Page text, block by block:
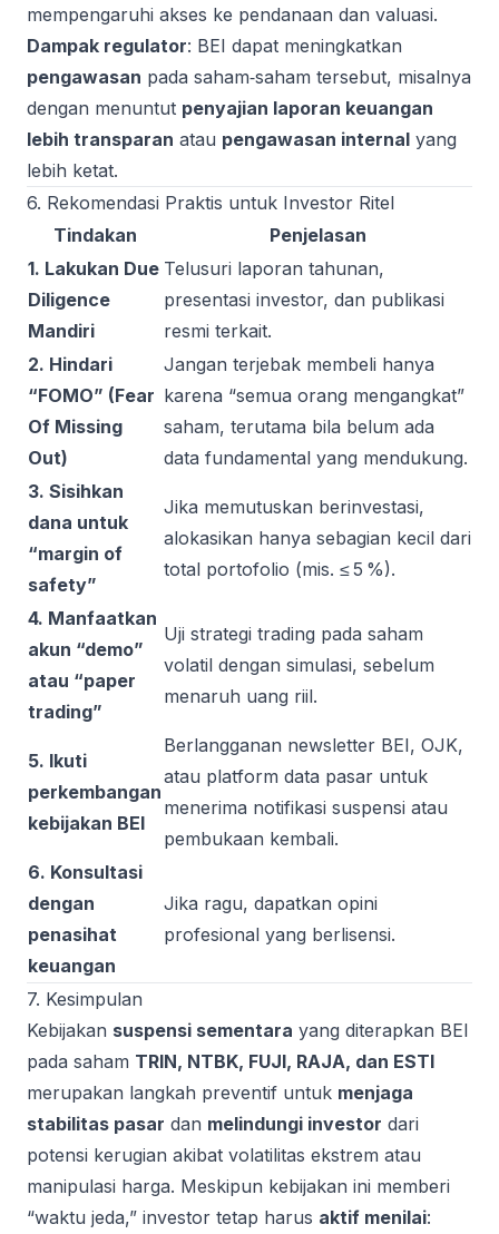
mempengaruhi akses ke pendanaan dan valuasi.
Dampak regulator: BEI dapat meningkatkan
pengawasan pada saham‑saham tersebut, misalnya
dengan menuntut penyajian laporan keuangan
lebih transparan atau pengawasan internal yang
lebih ketat.
6. Rekomendasi Praktis untuk Investor Ritel
Tindakan
Penjelasan
1. Lakukan Due
Diligence
Mandiri
Telusuri laporan tahunan,
presentasi investor, dan publikasi
resmi terkait.
2. Hindari
“FOMO” (Fear
Of Missing
Out)
Jangan terjebak membeli hanya
karena “semua orang mengangkat”
saham, terutama bila belum ada
data fundamental yang mendukung.
3. Sisihkan
dana untuk
“margin of
safety”
Jika memutuskan berinvestasi,
alokasikan hanya sebagian kecil dari
total portofolio (mis. ≤ 5 %).
4. Manfaatkan
akun “demo”
atau “paper
trading”
Uji strategi trading pada saham
volatil dengan simulasi, sebelum
menaruh uang riil.
5. Ikuti
perkembangan
kebijakan BEI
Berlangganan newsletter BEI, OJK,
atau platform data pasar untuk
menerima notifikasi suspensi atau
pembukaan kembali.
6. Konsultasi
dengan
penasihat
keuangan
Jika ragu, dapatkan opini
profesional yang berlisensi.
7. Kesimpulan
Kebijakan suspensi sementara yang diterapkan BEI
pada saham TRIN, NTBK, FUJI, RAJA, dan ESTI
merupakan langkah preventif untuk menjaga
stabilitas pasar dan melindungi investor dari
potensi kerugian akibat volatilitas ekstrem atau
manipulasi harga. Meskipun kebijakan ini memberi
“waktu jeda,” investor tetap harus aktif menilai: